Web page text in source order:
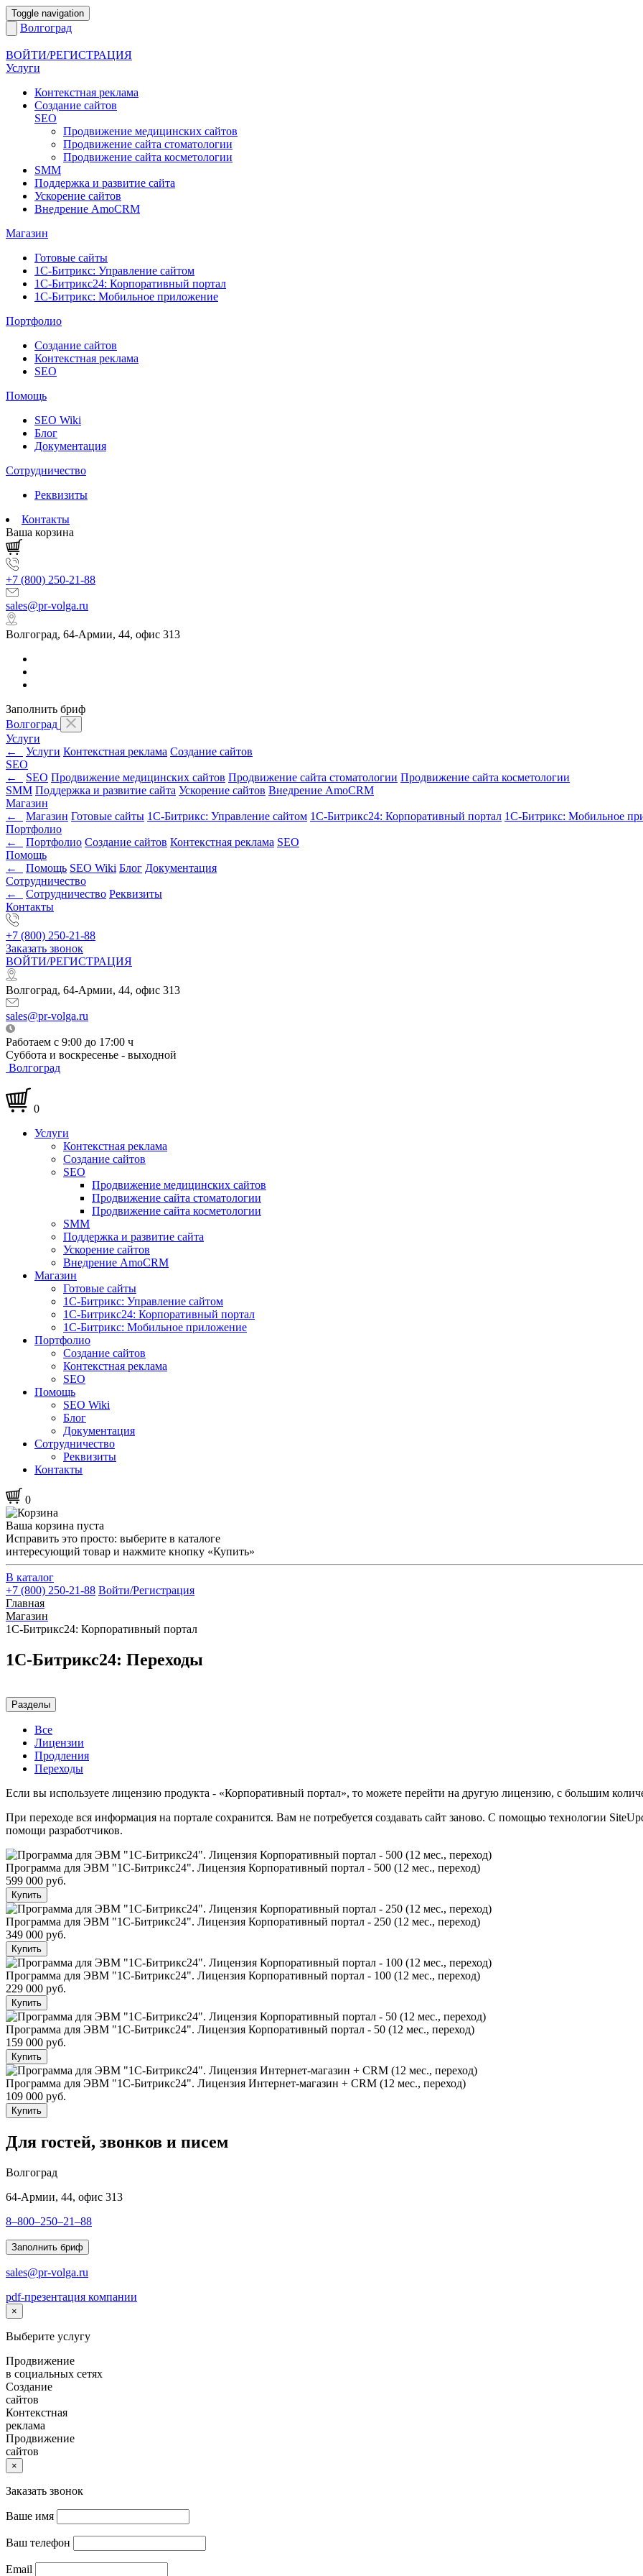
Toggle navigation
Волгоград
ВОЙТИ/РЕГИСТРАЦИЯ
Услуги
Контекстная реклама
Создание сайтов
SEO
Продвижение медицинских сайтов
Продвижение сайта стоматологии
Продвижение сайта косметологии
SMM
Поддержка и развитие сайта
Ускорение сайтов
Внедрение AmoCRM
Магазин
Готовые сайты
1С-Битрикс: Управление сайтом
1С-Битрикс24: Корпоративный портал
1С-Битрикс: Мобильное приложение
Портфолио
Создание сайтов
Контекстная реклама
SEO
Помощь
SEO Wiki
Блог
Документация
Сотрудничество
Реквизиты
Контакты
Ваша корзина
+7 (800) 250-21-88
sales@pr-volga.ru
Волгоград, 64-Армии, 44, офис 313
Заполнить бриф
Волгоград
Услуги
←
Услуги Контекстная реклама Создание сайтов
SEO
←
SEO Продвижение медицинских сайтов Продвижение сайта стоматологии Продвижение сайта косметологии
SMM Поддержка и развитие сайта Ускорение сайтов Внедрение AmoCRM
Магазин
←
Магазин Готовые сайты 1С-Битрикс: Управление сайтом 1С-Битрикс24: Корпоративный портал 1С-Битрикс: Мобильное
Портфолио
←
Портфолио Создание сайтов Контекстная реклама SEO
Помощь
←
Помощь SEO Wiki Блог Документация
Сотрудничество
←
Сотрудничество Реквизиты
Контакты
+7 (800) 250-21-88
Заказать звонок
ВОЙТИ/РЕГИСТРАЦИЯ
Волгоград, 64-Армии, 44, офис 313
sales@pr-volga.ru
Работаем с 9:00 до 17:00 ч
Суббота и воскресенье - выходной
Волгоград
0
Услуги
Контекстная реклама
Создание сайтов
SEO
Продвижение медицинских сайтов
Продвижение сайта стоматологии
Продвижение сайта косметологии
SMM
Поддержка и развитие сайта
Ускорение сайтов
Внедрение AmoCRM
Магазин
Готовые сайты
1С-Битрикс: Управление сайтом
1С-Битрикс24: Корпоративный портал
1С-Битрикс: Мобильное приложение
Портфолио
Создание сайтов
Контекстная реклама
SEO
Помощь
SEO Wiki
Блог
Документация
Сотрудничество
Реквизиты
Контакты
0
Ваша корзина пуста
Исправить это просто: выберите в каталоге
интересующий товар и нажмите кнопку «Купить»
В каталог
+7 (800) 250-21-88 Войти/Регистрация
Главная
Магазин
1С-Битрикс24: Корпоративный портал
1С-Битрикс24: Переходы
Разделы
Все
Лицензии
Продления
Переходы
Если вы используете лицензию продукта - «Корпоративный портал», то можете перейти на другую лицензию, с большим
При переходе вся информация на портале сохранится. Вам не потребуется создавать сайт заново. С помощью технологии
помощи разработчиков.
Программа для ЭВМ "1С-Битрикс24". Лицензия Корпоративный портал - 500 (12 мес., переход)
599 000 руб.
Купить
Программа для ЭВМ "1С-Битрикс24". Лицензия Корпоративный портал - 250 (12 мес., переход)
349 000 руб.
Купить
Программа для ЭВМ "1С-Битрикс24". Лицензия Корпоративный портал - 100 (12 мес., переход)
229 000 руб.
Купить
Программа для ЭВМ "1С-Битрикс24". Лицензия Корпоративный портал - 50 (12 мес., переход)
159 000 руб.
Купить
Программа для ЭВМ "1С-Битрикс24". Лицензия Интернет-магазин + CRM (12 мес., переход)
109 000 руб.
Купить
Для гостей, звонков и писем
Волгоград
64-Армии, 44, офис 313
8–800–250–21–88
Заполнить бриф
sales@pr-volga.ru
pdf-презентация компании
×
Выберите услугу
Продвижение
в социальных сетях
Создание
сайтов
Контекстная
реклама
Продвижение
сайтов
×
Заказать звонок
Ваше имя
Ваш телефон
Email